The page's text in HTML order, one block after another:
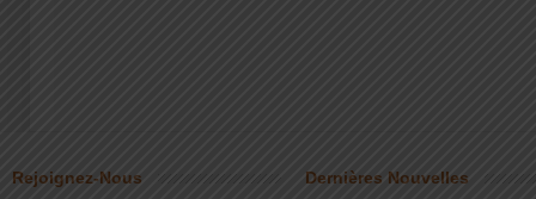
Rejoignez-Nous Dernières Nouvelles